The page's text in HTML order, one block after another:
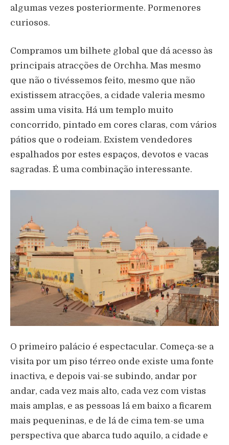
algumas vezes posteriormente. Pormenores
curiosos.
Compramos um bilhete global que dá acesso às
principais atracções de Orchha. Mas mesmo
que não o tivéssemos feito, mesmo que não
existissem atracções, a cidade valeria mesmo
assim uma visita. Há um templo muito
concorrido, pintado em cores claras, com vários
pátios que o rodeiam. Existem vendedores
espalhados por estes espaços, devotos e vacas
sagradas. É uma combinação interessante.
O primeiro palácio é espectacular. Começa-se a
visita por um piso térreo onde existe uma fonte
inactiva, e depois vai-se subindo, andar por
andar, cada vez mais alto, cada vez com vistas
mais amplas, e as pessoas lá em baixo a ficarem
mais pequeninas, e de lá de cima tem-se uma
perspectiva que abarca tudo aquilo, a cidade e